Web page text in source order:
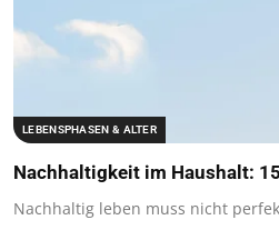
LEBENSPHASEN & ALTER
Nachhaltigkeit im Haushalt:
Nachhaltig leben muss nicht